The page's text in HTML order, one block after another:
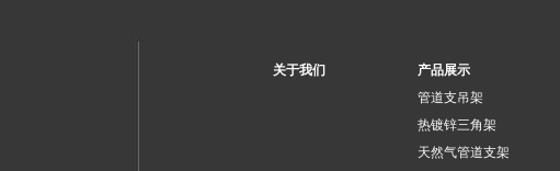
关于我们
产品展示
管道支吊架
热镀锌三角架
天然气管道支架